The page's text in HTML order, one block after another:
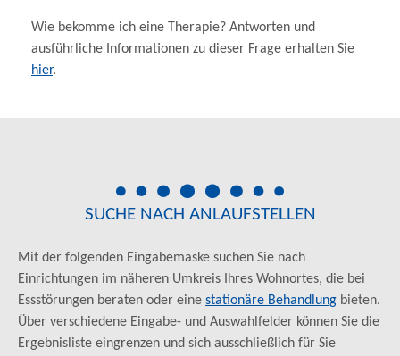
Wie bekomme ich eine Therapie? Antworten und
ausführliche Informationen zu dieser Frage erhalten Sie
hier.
SUCHE NACH ANLAUFSTELLEN
Mit der folgenden Eingabemaske suchen Sie nach
Einrichtungen im näheren Umkreis Ihres Wohnortes, die bei
Essstörungen beraten oder eine stationäre Behandlung bieten.
Über verschiedene Eingabe- und Auswahlfelder können Sie die
Ergebnisliste eingrenzen und sich ausschließlich für Sie